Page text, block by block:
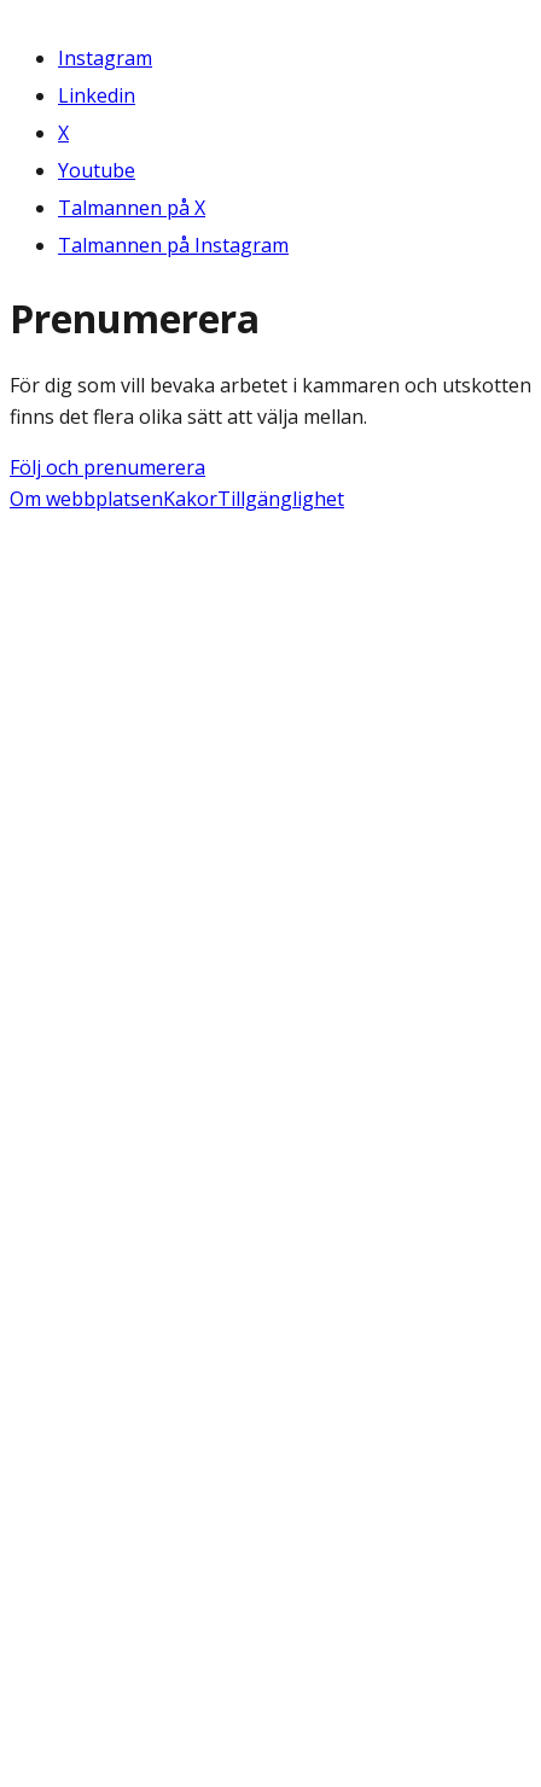
Instagram
Linkedin
X
Youtube
Talmannen på X
Talmannen på Instagram
Prenumerera
För dig som vill bevaka arbetet i kammaren och utskotten
finns det flera olika sätt att välja mellan.
Följ och prenumerera
Om webbplatsenKakorTillgänglighet